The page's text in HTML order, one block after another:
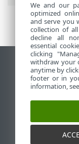
Asztali
End of Life
Az ESET
ESET Status
Regionális
We and our
optimized
and serve you
collection of
decline all
essential
clicking
withdraw your
anytime by
footer or in
information,